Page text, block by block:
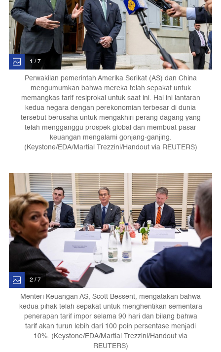
1 / 7
Perwakilan pemerintah Amerika Serikat (AS) dan China
mengumumkan bahwa mereka telah sepakat untuk
memangkas tarif resiprokal untuk saat ini. Hal ini lantaran
kedua negara dengan perekonomian terbesar di dunia
tersebut berusaha untuk mengakhiri perang dagang yang
telah mengganggu prospek global dan membuat pasar
keuangan mengalami gonjang-ganjing.
(Keystone/EDA/Martial Trezzini/Handout via REUTERS)
2 / 7
Menteri Keuangan AS, Scott Bessent, mengatakan bahwa
kedua pihak telah sepakat untuk menghentikan sementara
penerapan tarif impor selama 90 hari dan bilang bahwa
tarif akan turun lebih dari 100 poin persentase menjadi
10%. (Keystone/EDA/Martial Trezzini/Handout via
REUTERS)